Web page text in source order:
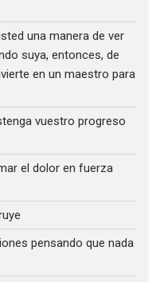
una manera de ver
suya, entonces, de
en un maestro para
vuestro progreso
el dolor en fuerza
pensando que nada